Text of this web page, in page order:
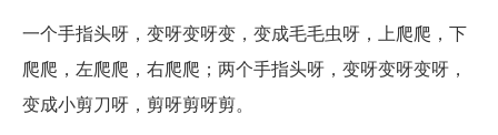
一个手指头呀，变呀变呀变，变成毛毛虫呀，上爬爬，下
爬爬，左爬爬，右爬爬；两个手指头呀，变呀变呀变呀，
变成小剪刀呀，剪呀剪呀剪。